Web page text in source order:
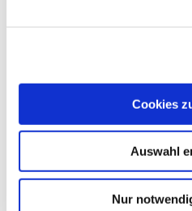
Cookies
Auswahl
Nur
Letzter Beitragvon
So., 19. Jan 2025 11:08
App hängt nach Start im
Antworten
10656Zugriffe
Letzter Beitragvon
Sa., 18. Jan 2025 12:01